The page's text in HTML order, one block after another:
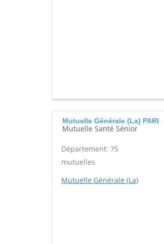
Mutuelle Générale (La) PARI
Mutuelle Santé Sénior
Département: 75
mutuelles
Mutuelle Générale (La)